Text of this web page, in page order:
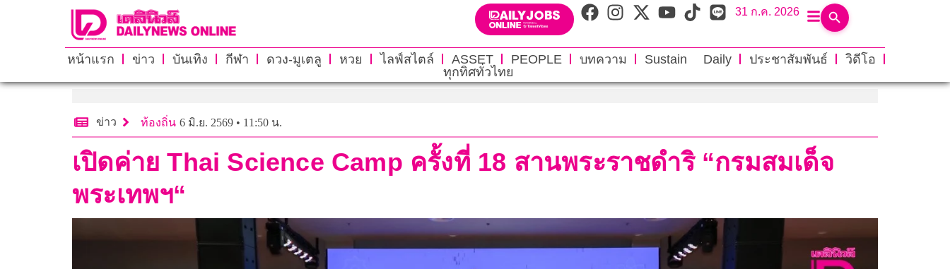
31 ก.ค. 2026
หน้าแรก ข่าว บันเทิง กีฬา ดวง-มูเตลู หวย ไลฟ์สไตล์ ASSET PEOPLE บทความ Sustain Daily ประชาสัมพันธ์
วิดีโอ
ทุกทิศทั่วไทย
ข่าว ท้องถิ่น 6 มิ.ย. 2569 • 11:50 น.
เปิดค่าย Thai Science Camp ครั้งที่ 18 สานพระราชดำริ “กรมสมเด็จ
พระเทพฯ“